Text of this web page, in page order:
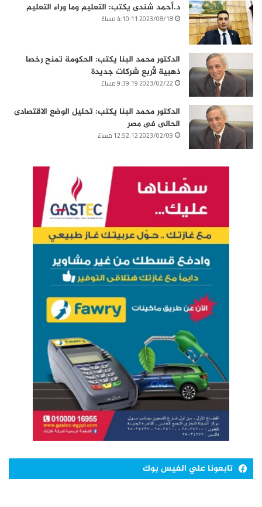
د.أحمد شندى يكتب: التعليم وما وراء التعليم
2023/08/18 4:10:11 مساءً
الدكتور محمد البنا يكتب: الحكومة تمنح رخصا
ذهبية لأربع شركات جديدة
2023/02/22 9:39:19 مساءً
الدكتور محمد البنا يكتب: تحليل الوضع الاقتصادى
الحالى فى مصر
2023/02/09 12:52:12 مساءً
تابعونا علي الفيس بوك